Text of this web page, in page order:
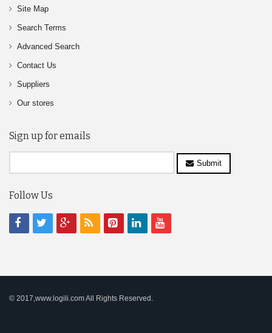
Site Map
Search Terms
Advanced Search
Contact Us
Suppliers
Our stores
Sign up for emails
Submit
Follow Us
© 2017,www.logili.com All Rights Reserved.